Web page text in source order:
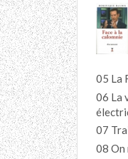
05 La
06 La
07
08 On